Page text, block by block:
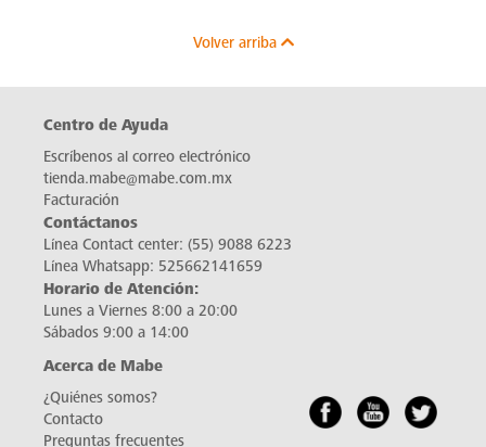
Volver arriba
Centro de Ayuda
Escríbenos al correo electrónico
tienda.mabe@mabe.com.mx
Facturación
Contáctanos
Línea Contact center: (55) 9088 6223
Línea Whatsapp: 525662141659
Horario de Atención:
Lunes a Viernes 8:00 a 20:00
Sábados 9:00 a 14:00
Acerca de Mabe
¿Quiénes somos?
Contacto
Preguntas frecuentes